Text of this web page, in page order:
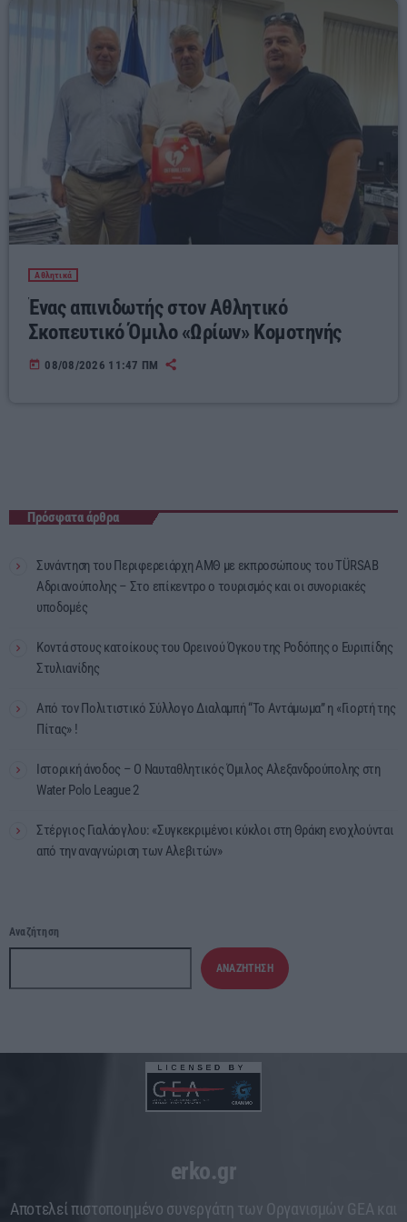
Αθλητικά
Ένας απινιδωτής στον Αθλητικό
Σκοπευτικό Όμιλο «Ωρίων» Κομοτηνής
today 08/08/2026 11:47 ΠΜ
Πρόσφατα άρθρα
Συνάντηση του Περιφερειάρχη ΑΜΘ με εκπροσώπους του TÜRSAB
Αδριανούπολης – Στο επίκεντρο ο τουρισμός και οι συνοριακές
υποδομές
Κοντά στους κατοίκους του Ορεινού Όγκου της Ροδόπης ο Ευριπίδης
Στυλιανίδης
Από τον Πολιτιστικό Σύλλογο Διαλαμπή “Το Αντάμωμα” η «Γιορτή της
Πίτας» !
Ιστορική άνοδος – Ο Ναυταθλητικός Όμιλος Αλεξανδρούπολης στη
Water Polo League 2
Στέργιος Γιαλάογλου: «Συγκεκριμένοι κύκλοι στη Θράκη ενοχλούνται
από την αναγνώριση των Αλεβιτών»
Αναζήτηση
ΑΝΑΖΉΤΗΣΗ
erko.gr
Aποτελεί πιστοποιημένο συνεργάτη των Οργανισμών GEA και